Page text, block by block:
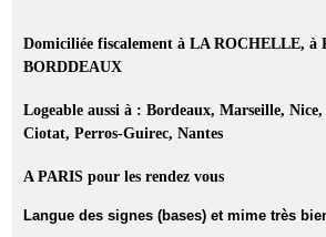
Domiciliée fiscalement à LA ROCHELLE, à
BORDDEAUX
Logeable aussi à : Bordeaux, Marseille,
Ciotat, Perros-Guirec, Nantes
A PARIS pour les rendez vous
Langue des signes (bases) et mime très